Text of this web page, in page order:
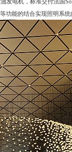
发电机，标准交付法国
能的结合实现照明系统